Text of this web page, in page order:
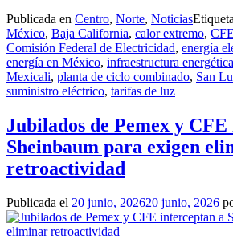
Publicada en Centro, Norte, Noticias
México, Baja California, calor extremo, CFE
Comisión Federal de Electricidad, energía
energía en México, infraestructura energética
Mexicali, planta de ciclo combinado, San
suministro eléctrico, tarifas de luz
Jubilados de Pemex y
Sheinbaum para exigen
retroactividad
Publicada el 20 junio, 202620 junio, 2026